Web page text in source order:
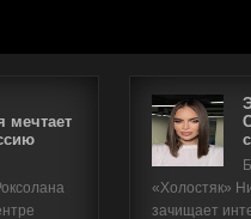
мечтает
«Холостяк»
зачищает
Имя